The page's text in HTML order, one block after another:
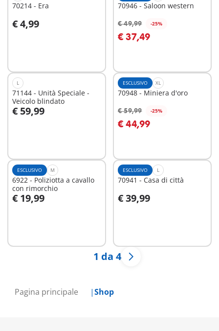
Pagina principale Shop
70214 - Era
€ 4,99
Aggiungi al carrello
70946 - Saloon western
€ 49,99 -25%
€ 37,49
Aggiungi al carrello
L
71144 - Unità Speciale -
Veicolo blindato
€ 59,99
Aggiungi al carrello
ESCLUSIVO XL
70948 - Miniera d'oro
€ 59,99 -25%
€ 44,99
Aggiungi al carrello
ESCLUSIVO M
6922 - Poliziotta a cavallo
con rimorchio
€ 19,99
Aggiungi al carrello
ESCLUSIVO L
70941 - Casa di città
€ 39,99
Aggiungi al carrello
1 da 4